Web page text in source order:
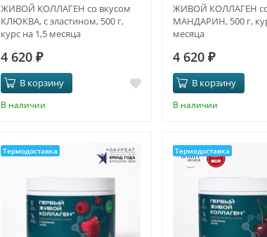
ЖИВОЙ КОЛЛАГЕН со вкусом
КЛЮКВА, с эластином, 500 г,
курс на 1,5 месяца
4 620 ₽
В корзину
В наличии
ЖИВОЙ КОЛЛАГЕН
МАНДАРИН, 500 г,
месяца
4 620₽
В корзину
В наличии
Термодоставка Термодоставка